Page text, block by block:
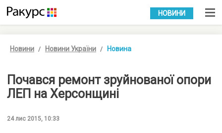
УКР РУС
НОВИНИ
Новини Новини України Новина
Почався ремонт зруйнованої опори
ЛЕП на Херсонщині
24 лис 2015, 10:33